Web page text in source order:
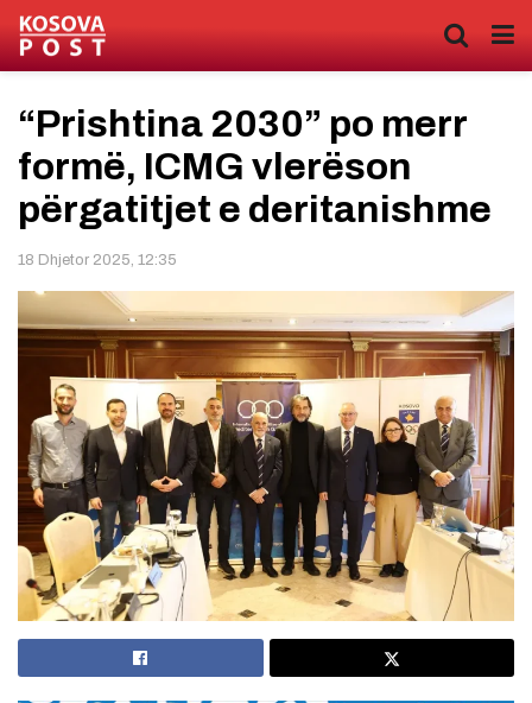
“Prishtina 2030” po merr
formë, ICMG vlerëson
përgatitjet e deritanishme
18 Dhjetor 2025, 12:35